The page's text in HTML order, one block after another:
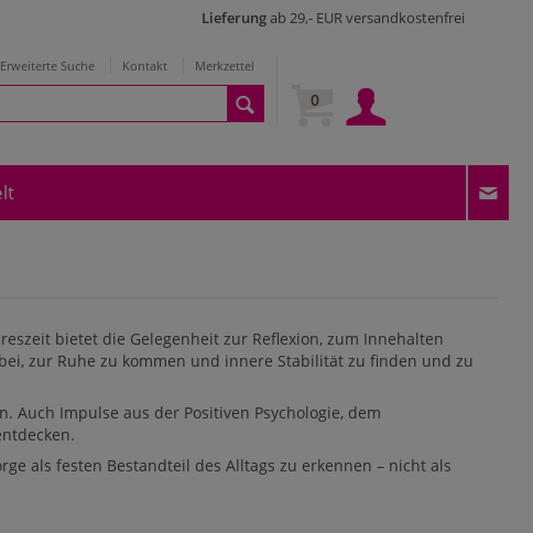
Lieferungab 29,- EUR versandkostenfrei
Erweiterte Suche Kontakt Merkzettel
0
bietet die Gelegenheit zur Reflexion, zum Innehalten
zur Ruhe zu kommen und innere Stabilität zu finden und zu
Impulse aus der Positiven Psychologie, dem
als festen Bestandteil des Alltags zu erkennen – nicht als